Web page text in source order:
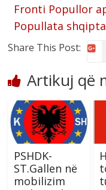
Fronti Popullor
Popullata
Share This Post:
Artikuj që
PSHDK-
ST.Gallen në
mobilizim